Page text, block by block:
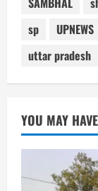
sp
UPNEWS
uttar pradesh
YOU MAY